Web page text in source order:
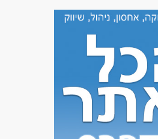
כללי
ללא הכשרה
עבודה מיידית
שירות צבאי מלא